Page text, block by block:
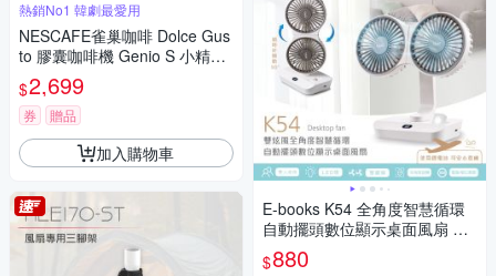
熱銷No1 韓劇最愛用
NESCAFE雀巢咖啡 Dolce Gus
to 膠囊咖啡機 Genio S 小精靈
咖啡機 (簡約白)
$2,699
券 贈品
加入購物車
E-books K54 全角度智慧循環
自動擺頭數位顯示桌面風扇 US
B風扇
$880